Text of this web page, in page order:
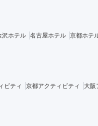
沢ホテル 名古屋ホテル 京都ホテ
ビティ 京都アクティビティ 大阪